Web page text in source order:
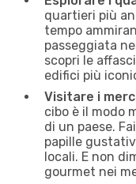
quartieri più
tempo
passeggiata
scopri le
edifici più
Visitare i
cibo è il modo
di un paese.
papille
locali. E non
gourmet nei